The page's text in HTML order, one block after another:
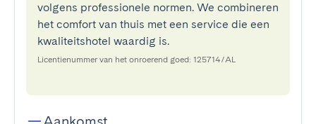
volgens professionele normen. We combineren
het comfort van thuis met een service die een
kwaliteitshotel waardig is.
Licentienummer van het onroerend goed: 125714/AL